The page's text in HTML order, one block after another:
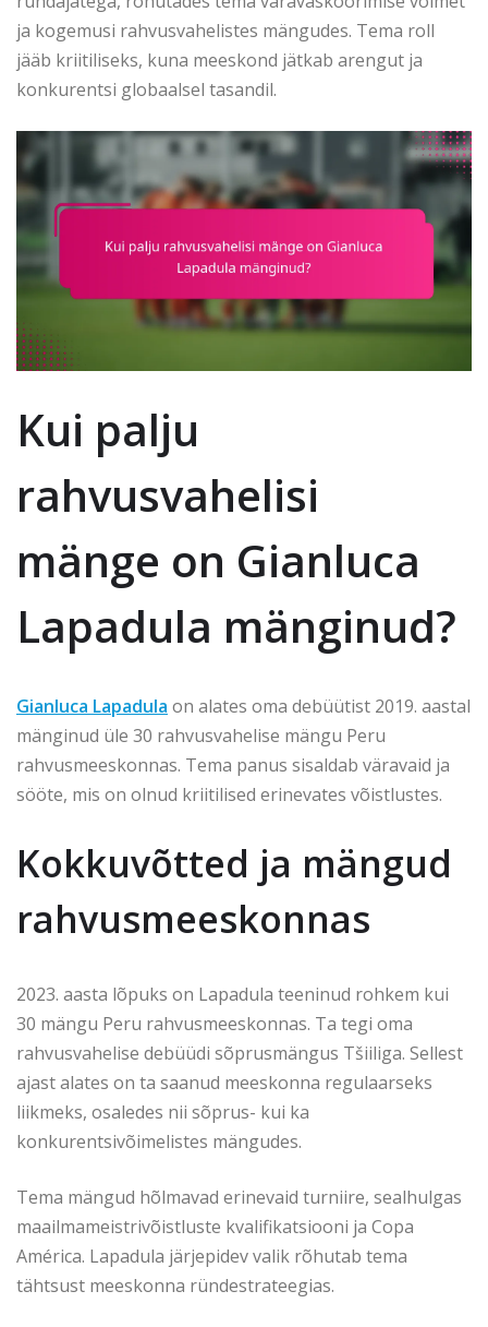
ja kogemusi rahvusvahelistes mängudes. Tema roll
jääb kriitiliseks, kuna meeskond jätkab arengut ja
konkurentsi globaalsel tasandil.
Kui palju
rahvusvahelisi
mänge on Gianluca
Lapadula mänginud?
Gianluca Lapadula on alates oma debüütist 2019. aastal
mänginud üle 30 rahvusvahelise mängu Peru
rahvusmeeskonnas. Tema panus sisaldab väravaid ja
sööte, mis on olnud kriitilised erinevates võistlustes.
Kokkuvõtted ja mängud
rahvusmeeskonnas
2023. aasta lõpuks on Lapadula teeninud rohkem kui
30 mängu Peru rahvusmeeskonnas. Ta tegi oma
rahvusvahelise debüüdi sõprusmängus Tšiiliga. Sellest
ajast alates on ta saanud meeskonna regulaarseks
liikmeks, osaledes nii sõprus- kui ka
konkurentsivõimelistes mängudes.
Tema mängud hõlmavad erinevaid turniire, sealhulgas
maailmameistrivõistluste kvalifikatsiooni ja Copa
América. Lapadula järjepidev valik rõhutab tema
tähtsust meeskonna ründestrateegias.